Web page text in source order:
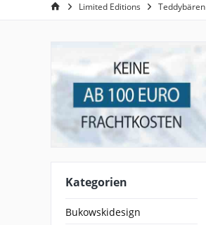
Limited Editions Teddybären
Kategorien
Bukowskidesign